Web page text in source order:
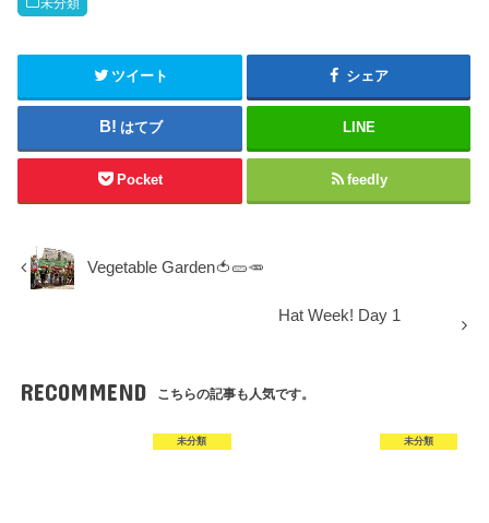
ツイート シェア
はてブ LINE
Pocket feedly
Vegetable Garden🍅🥒🥕
Hat Week! Day 1
RECOMMEND こちらの記事も人気です。
未分類 未分類